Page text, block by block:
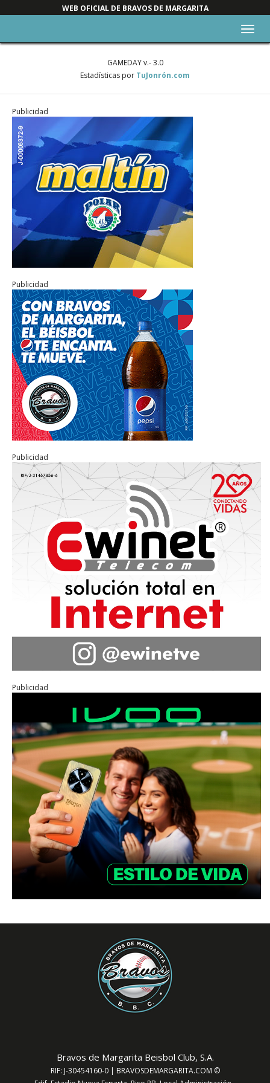
WEB OFICIAL DE BRAVOS DE MARGARITA
GAMEDAY v.- 3.0
Estadísticas por TuJonrón.com
Publicidad
Publicidad
Publicidad
Publicidad
Bravos de Margarita Beisbol Club, S.A.
RIF: J-30454160-0 | BRAVOSDEMARGARITA.COM ©